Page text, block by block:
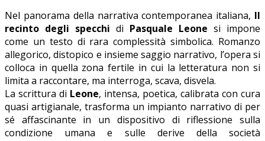
Nel panorama della narrativa contemporanea italiana, Il
recinto degli specchi di Pasquale Leone si impone
come un testo di rara complessità simbolica. Romanzo
allegorico, distopico e insieme saggio narrativo, l’opera si
colloca in quella zona fertile in cui la letteratura non si
limita a raccontare, ma interroga, scava, disvela.
La scrittura di Leone, intensa, poetica, calibrata con cura
quasi artigianale, trasforma un impianto narrativo di per
sé affascinante in un dispositivo di riflessione sulla
condizione umana e sulle derive della società